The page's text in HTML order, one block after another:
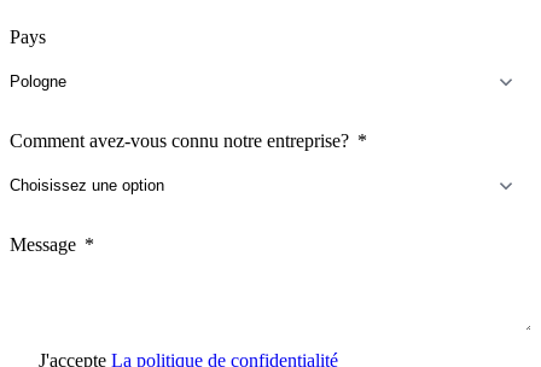
Pays
Comment avez-vous connu notre entreprise?
Message
J'accepte La politique de confidentialité